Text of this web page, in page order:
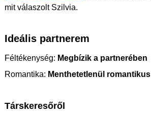
mit válaszolt Szilvia.
Ideális partnerem
Féltékenység: Megbízik a partnerében
Romantika: Menthetetlenül romantikus
Társkeresőről